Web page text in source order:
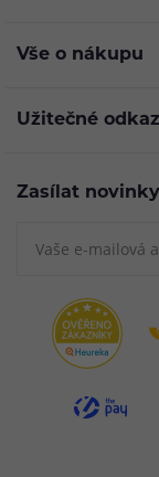
Vše o nákupu
Užitečné
Zasílat